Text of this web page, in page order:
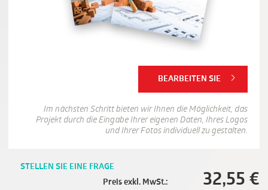
BEARBEITEN SIE
Im nächsten Schritt bieten wir Ihnen die Möglichkeit, das
Projekt durch die Eingabe Ihrer eigenen Daten, Ihres Logos
und Ihrer Fotos individuell zu gestalten.
STELLEN SIE EINE FRAGE
Preis exkl. MwSt.:
32,55 €